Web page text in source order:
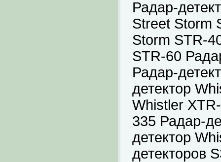
Радар-
Street Storm
Storm STR-
STR-60
Радар-
детектор
Whistler
335 Радар-
детектор
детекторов